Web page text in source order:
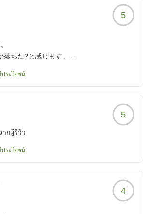
5
ちた?と感じます。
化物多めになった気がしてます。
るので批判ではありません。
最高の一言です。
応も最高です!
きたいと思います。
ประโยชน์
5
กผู้รีวิว
ประโยชน์
4